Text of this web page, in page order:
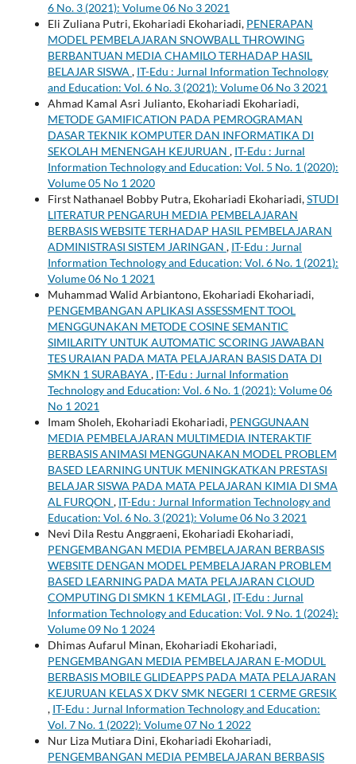
6 No. 3 (2021): Volume 06 No 3 2021
Eli Zuliana Putri, Ekohariadi Ekohariadi, PENERAPAN
MODEL PEMBELAJARAN SNOWBALL THROWING
BERBANTUAN MEDIA CHAMILO TERHADAP HASIL
BELAJAR SISWA , IT-Edu : Jurnal Information Technology
and Education: Vol. 6 No. 3 (2021): Volume 06 No 3 2021
Ahmad Kamal Asri Julianto, Ekohariadi Ekohariadi,
METODE GAMIFICATION PADA PEMROGRAMAN
DASAR TEKNIK KOMPUTER DAN INFORMATIKA DI
SEKOLAH MENENGAH KEJURUAN , IT-Edu : Jurnal
Information Technology and Education: Vol. 5 No. 1 (2020):
Volume 05 No 1 2020
First Nathanael Bobby Putra, Ekohariadi Ekohariadi,STUDI
LITERATUR PENGARUH MEDIA PEMBELAJARAN
BERBASIS WEBSITE TERHADAP HASIL PEMBELAJARAN
ADMINISTRASI SISTEM JARINGAN , IT-Edu : Jurnal
Information Technology and Education: Vol. 6 No. 1 (2021):
Volume 06 No 1 2021
Muhammad Walid Arbiantono, Ekohariadi Ekohariadi,
PENGEMBANGAN APLIKASI ASSESSMENT TOOL
MENGGUNAKAN METODE COSINE SEMANTIC
SIMILARITY UNTUK AUTOMATIC SCORING JAWABAN
TES URAIAN PADA MATA PELAJARAN BASIS DATA DI
SMKN 1 SURABAYA , IT-Edu : Jurnal Information
Technology and Education: Vol. 6 No. 1 (2021): Volume 06
No 1 2021
Imam Sholeh, Ekohariadi Ekohariadi, PENGGUNAAN
MEDIA PEMBELAJARAN MULTIMEDIA INTERAKTIF
BERBASIS ANIMASI MENGGUNAKAN MODEL PROBLEM
BASED LEARNING UNTUK MENINGKATKAN PRESTASI
BELAJAR SISWA PADA MATA PELAJARAN KIMIA DI SMA
AL FURQON , IT-Edu : Jurnal Information Technology and
Education: Vol. 6 No. 3 (2021): Volume 06 No 3 2021
Nevi Dila Restu Anggraeni, Ekohariadi Ekohariadi,
PENGEMBANGAN MEDIA PEMBELAJARAN BERBASIS
WEBSITE DENGAN MODEL PEMBELAJARAN PROBLEM
BASED LEARNING PADA MATA PELAJARAN CLOUD
COMPUTING DI SMKN 1 KEMLAGI , IT-Edu : Jurnal
Information Technology and Education: Vol. 9 No. 1 (2024):
Volume 09 No 1 2024
Dhimas Aufarul Minan, Ekohariadi Ekohariadi,
PENGEMBANGAN MEDIA PEMBELAJARAN E-MODUL
BERBASIS MOBILE GLIDEAPPS PADA MATA PELAJARAN
KEJURUAN KELAS X DKV SMK NEGERI 1 CERME GRESIK
, IT-Edu : Jurnal Information Technology and Education:
Vol. 7 No. 1 (2022): Volume 07 No 1 2022
Nur Liza Mutiara Dini, Ekohariadi Ekohariadi,
PENGEMBANGAN MEDIA PEMBELAJARAN BERBASIS